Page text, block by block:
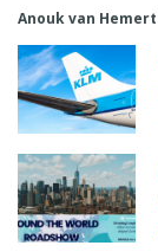
Anouk van Hemert